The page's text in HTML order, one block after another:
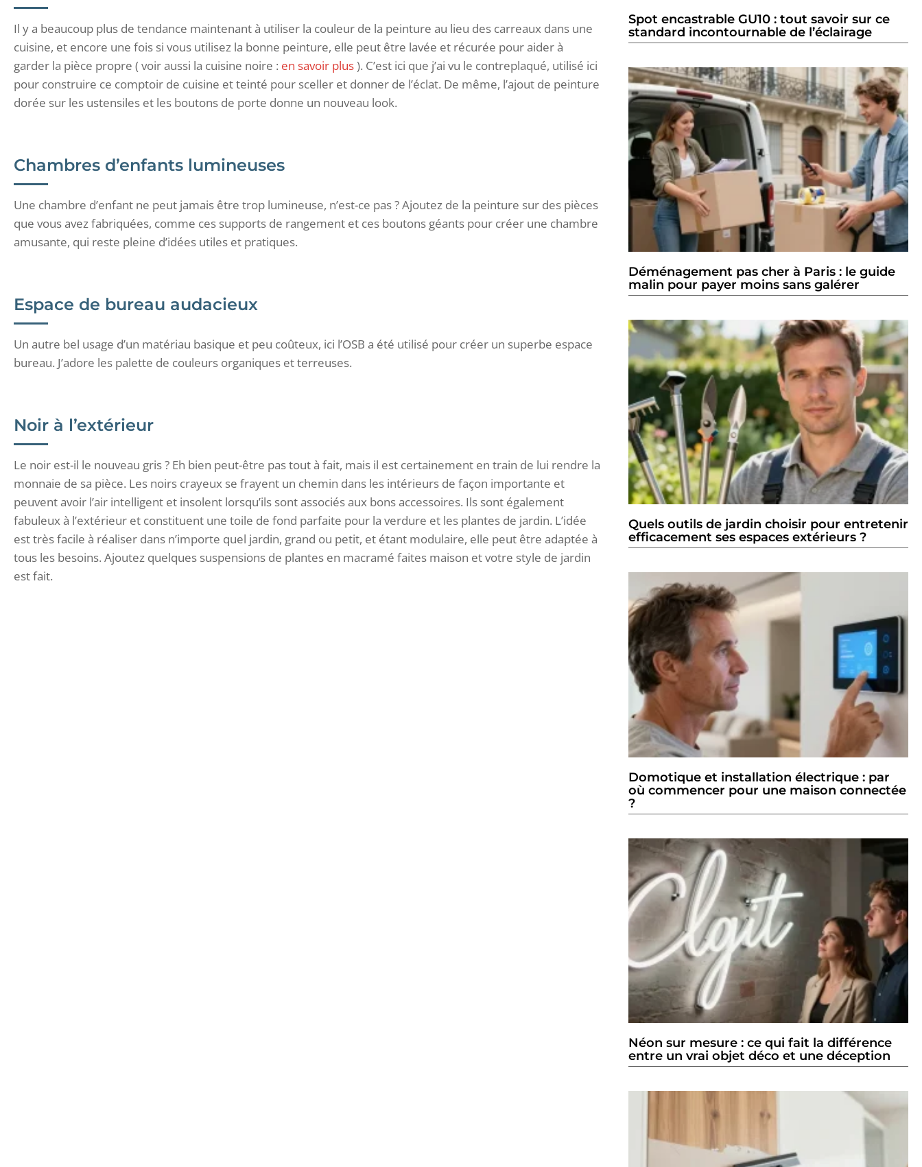
Il y a beaucoup plus de tendance maintenant à utiliser la couleur de la peinture au lieu des carreaux dans une
cuisine, et encore une fois si vous utilisez la bonne peinture, elle peut être lavée et récurée pour aider à
garder la pièce propre ( voir aussi la cuisine noire : en savoir plus). C’est ici que j’ai vu le contreplaqué, utilisé ici
pour construire ce comptoir de cuisine et teinté pour sceller et donner de l’éclat. De même, l’ajout de peinture
dorée sur les ustensiles et les boutons de porte donne un nouveau look.
Chambres d’enfants lumineuses
Une chambre d’enfant ne peut jamais être trop lumineuse, n’est-ce pas ? Ajoutez de la peinture sur des pièces
que vous avez fabriquées, comme ces supports de rangement et ces boutons géants pour créer une chambre
amusante, qui reste pleine d’idées utiles et pratiques.
Espace de bureau audacieux
Un autre bel usage d’un matériau basique et peu coûteux, ici l’OSB a été utilisé pour créer un superbe espace
bureau. J’adore les palette de couleurs organiques et terreuses.
Noir à l’extérieur
Le noir est-il le nouveau gris ? Eh bien peut-être pas tout à fait, mais il est certainement en train de lui rendre la
monnaie de sa pièce. Les noirs crayeux se frayent un chemin dans les intérieurs de façon importante et
peuvent avoir l’air intelligent et insolent lorsqu’ils sont associés aux bons accessoires. Ils sont également
fabuleux à l’extérieur et constituent une toile de fond parfaite pour la verdure et les plantes de jardin. L’idée
est très facile à réaliser dans n’importe quel jardin, grand ou petit, et étant modulaire, elle peut être adaptée à
tous les besoins. Ajoutez quelques suspensions de plantes en macramé faites maison et votre style de jardin
est fait.
Spot encastrable GU10 : tout savoir sur ce
standard incontournable de l’éclairage
Déménagement pas cher à Paris : le guide
malin pour payer moins sans galérer
Quels outils de jardin choisir pour entretenir
efficacement ses espaces extérieurs ?
Domotique et installation électrique : par
où commencer pour une maison connectée
?
Néon sur mesure : ce qui fait la différence
entre un vrai objet déco et une déception